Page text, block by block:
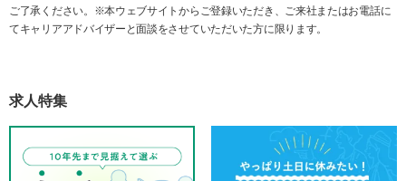
ご了承ください。※本ウェブサイトからご登録いただき、ご来社またはお電話に
てキャリアアドバイザーと面談をさせていただいた方に限ります。
求人特集